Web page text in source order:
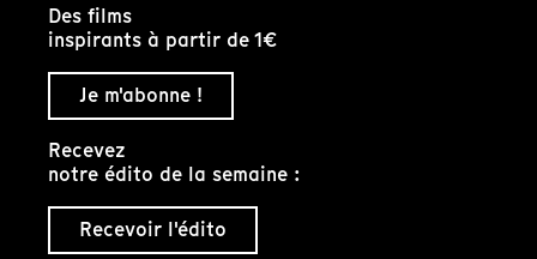
Des films
inspirants à partir de 1€
Je m'abonne !
Recevez
notre édito de la semaine :
Recevoir l'édito